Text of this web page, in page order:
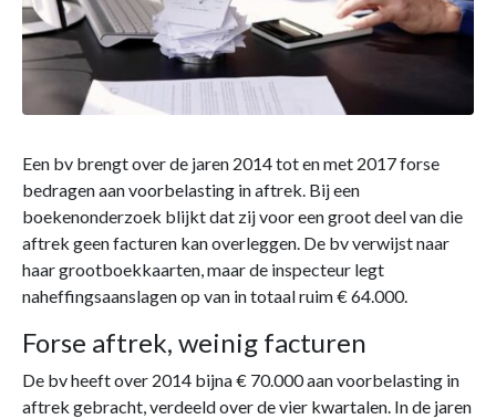
Een bv brengt over de jaren 2014 tot en met 2017 forse
bedragen aan voorbelasting in aftrek. Bij een
boekenonderzoek blijkt dat zij voor een groot deel van die
aftrek geen facturen kan overleggen. De bv verwijst naar
haar grootboekkaarten, maar de inspecteur legt
naheffingsaanslagen op van in totaal ruim € 64.000.
Forse aftrek, weinig facturen
De bv heeft over 2014 bijna € 70.000 aan voorbelasting in
aftrek gebracht, verdeeld over de vier kwartalen. In de jaren